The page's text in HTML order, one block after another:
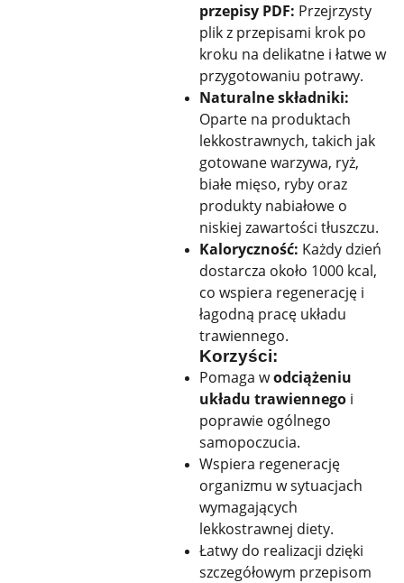
przepisy PDF: Przejrzysty
plik z przepisami krok po
kroku na delikatne i łatwe w
przygotowaniu potrawy.
Naturalne składniki:
Oparte na produktach
lekkostrawnych, takich jak
gotowane warzywa, ryż,
białe mięso, ryby oraz
produkty nabiałowe o
niskiej zawartości tłuszczu.
Kaloryczność: Każdy dzień
dostarcza około 1000 kcal,
co wspiera regenerację i
łagodną pracę układu
trawiennego.
Korzyści:
Pomaga wodciążeniu
układu trawiennego i
poprawie ogólnego
samopoczucia.
Wspiera regenerację
organizmu w sytuacjach
wymagających
lekkostrawnej diety.
Łatwy do realizacji dzięki
szczegółowym przepisom